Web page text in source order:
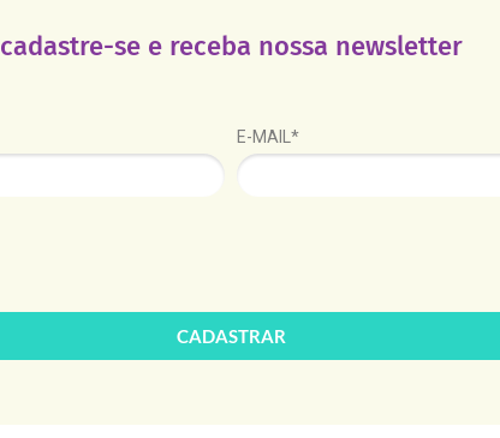
cadastre-se e receba nossa newsletter
E-MAIL*
CADASTRAR